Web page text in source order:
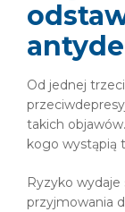
Od jednej
takich
kogo wystąpią
Ryzyko wydaje
przyjmowania